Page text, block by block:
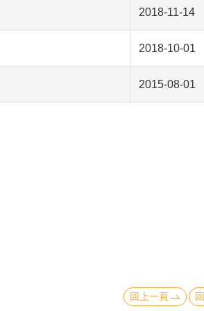
2018-11-14
2018-10-01
2015-08-01
回上一頁